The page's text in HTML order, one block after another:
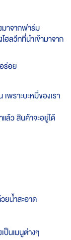
มาจากฟาร์ม
ลวีทที่นำเข้ามาจาก
ร่อย
พราะบะหมี่ของเรา
แล้ว สินค้าจะอยู่ได้
ยน้ำสะอาด
ป็นเมนูต่างๆ